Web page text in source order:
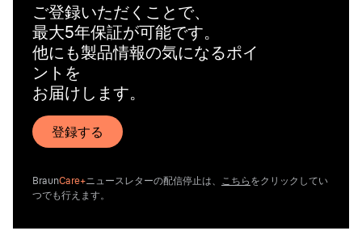
ご登録いただくことで、
最大5年保証が可能です。
他にも製品情報の気になるポイ
ントを
お届けします。
登録する
BraunCare+ニュースレターの配信停止は、 こちら をクリックしてい
つでも行えます。